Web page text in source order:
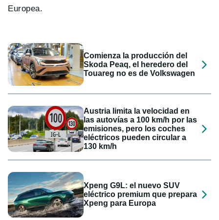
Europea.
Comienza la producción del
Skoda Peaq, el heredero del
Touareg no es de Volkswagen
Austria limita la velocidad en
las autovías a 100 km/h por las
emisiones, pero los coches
eléctricos pueden circular a
130 km/h
Xpeng G9L: el nuevo SUV
eléctrico premium que prepara
Xpeng para Europa